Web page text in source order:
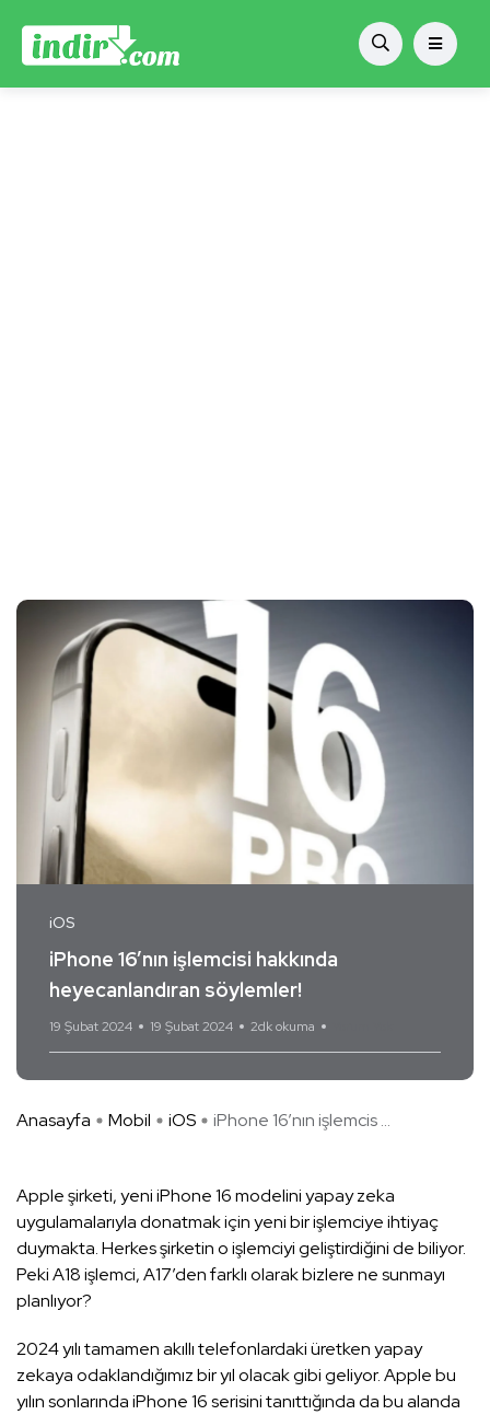
iOS
iPhone 16’nın işlemcisi hakkında
heyecanlandıran söylemler!
19 Şubat 2024 19 Şubat 2024 2dk okuma
Anasayfa Mobil iOS iPhone 16’nın işlemcis ...
Apple şirketi, yeni iPhone 16 modelini yapay zeka
uygulamalarıyla donatmak için yeni bir işlemciye ihtiyaç
duymakta. Herkes şirketin o işlemciyi geliştirdiğini de biliyor.
Peki A18 işlemci, A17’den farklı olarak bizlere ne sunmayı
planlıyor?
2024 yılı tamamen akıllı telefonlardaki üretken yapay
zekaya odaklandığımız bir yıl olacak gibi geliyor. Apple bu
yılın sonlarında iPhone 16 serisini tanıttığında da bu alanda